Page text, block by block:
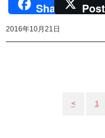
Share Post
2016年10月21日
< 1